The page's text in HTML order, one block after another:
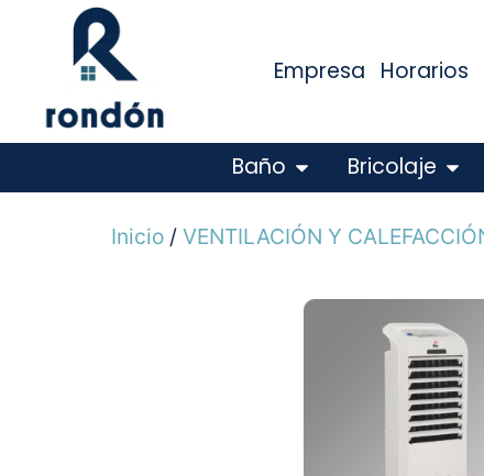
Empresa Horarios
Baño Bricolaje
Inicio/ VENTILACIÓN Y